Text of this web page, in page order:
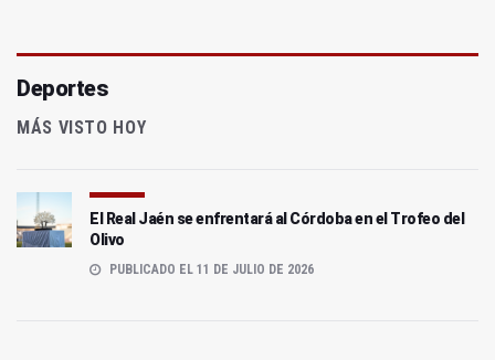
Deportes
MÁS VISTO HOY
El Real Jaén se enfrentará al Córdoba en el Trofeo del
Olivo
PUBLICADO EL 11 DE JULIO DE 2026